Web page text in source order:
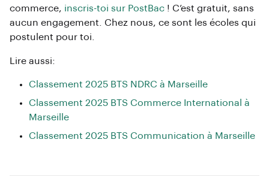
commerce, inscris-toi sur PostBac ! C’est gratuit, sans
aucun engagement. Chez nous, ce sont les écoles qui
postulent pour toi.
Lire aussi:
Classement 2025 BTS NDRC à Marseille
Classement 2025 BTS Commerce International à
Marseille
Classement 2025 BTS Communication à Marseille